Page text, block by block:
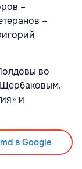
–
–
во
Щербаковым.
и
в Google